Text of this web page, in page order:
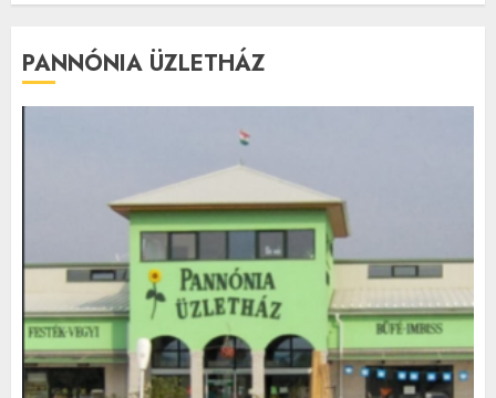
PANNÓNIA ÜZLETHÁZ